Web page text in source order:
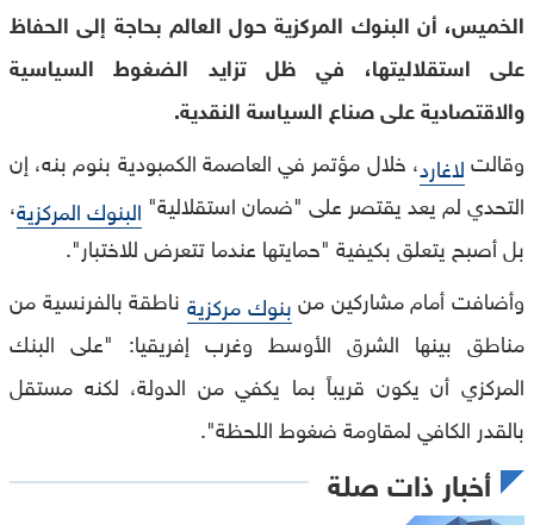
الخميس، أن البنوك المركزية حول العالم بحاجة إلى الحفاظ
على استقلاليتها، في ظل تزايد الضغوط السياسية
والاقتصادية على صناع السياسة النقدية.
وقالتلاغارد، خلال مؤتمر في العاصمة الكمبودية بنوم بنه، إن
التحدي لم يعد يقتصر على "ضمان استقلالية" البنوك المركزية،
بل أصبح يتعلق بكيفية "حمايتها عندما تتعرض للاختبار".
وأضافت أمام مشاركين منبنوك مركزية ناطقة بالفرنسية من
مناطق بينها الشرق الأوسط وغرب إفريقيا: "على البنك
المركزي أن يكون قريباً بما يكفي من الدولة، لكنه مستقل
بالقدر الكافي لمقاومة ضغوط اللحظة".
أخبار ذات صلة